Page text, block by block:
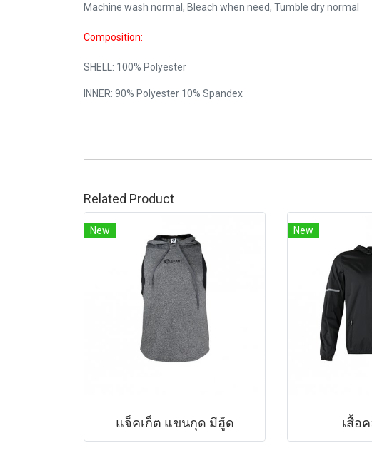
Machine wash normal, Bleach when need, Tumble dry normal
Composition:
SHELL: 100% Polyester
INNER: 90% Polyester 10% Spandex
Related Product
New
แจ็คเก็ต แขนกุด มีฮู้ด
New
เสื้อ